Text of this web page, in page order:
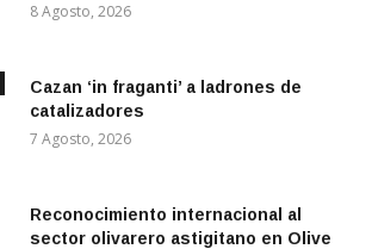
8 Agosto, 2026
Cazan ‘in fraganti’ a ladrones de
catalizadores
7 Agosto, 2026
Reconocimiento internacional al
sector olivarero astigitano en Olive